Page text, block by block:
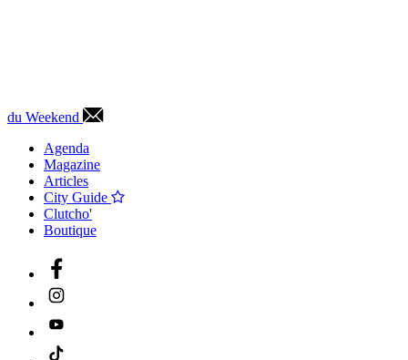
du Weekend
Agenda
Magazine
Articles
City Guide
Clutcho'
Boutique